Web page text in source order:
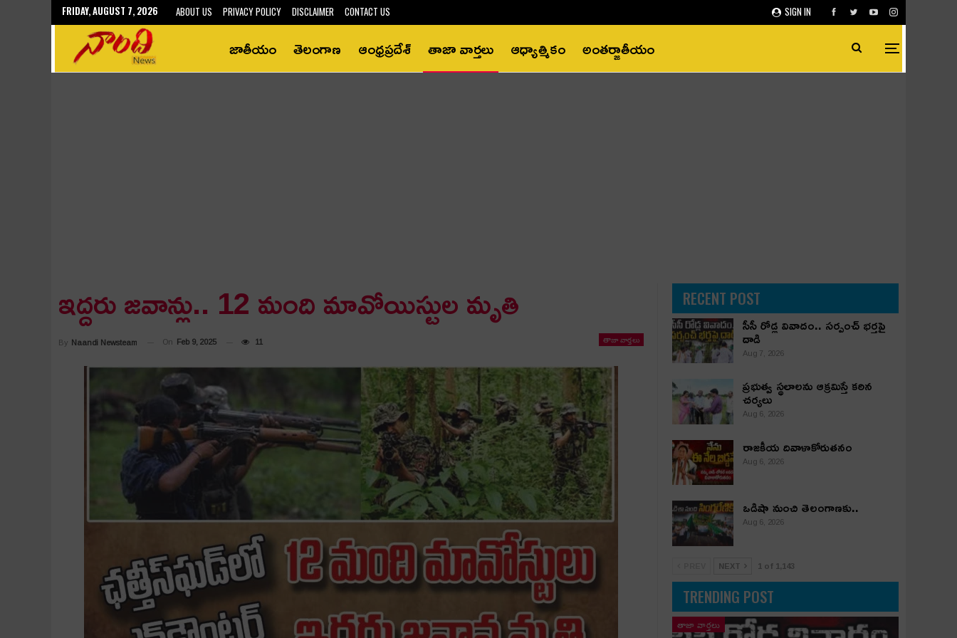
SIGN IN
FRIDAY, AUGUST 7, 2026 ABOUT US PRIVACY POLICY DISCLAIMER CONTACT US
జాతీయం తెలంగాణ ఆంధ్రప్రదేశ్‌ తాజా వార్తలు ఆధ్యాత్మికం అంతర్జాతీయం
ఇద్ద‌రు జ‌వాన్లు.. 12 మంది మావోయిస్టుల మృతి
తాజా వార్తలు
By Naandi Newsteam On Feb 9, 2025 11
RECENT POST
సీసీ రోడ్ల వివాదం.. స‌ర్పంచ్ భ‌ర్త‌పై
దాడి
Aug 7, 2026
ప్రభుత్వ స్థలాలను ఆక్రమిస్తే కఠిన
చర్యలు
Aug 6, 2026
రాజకీయ దివాళాకోరుతనం
Aug 6, 2026
ఒడిషా నుంచి తెలంగాణ‌కు..
Aug 6, 2026
NEXT 1 of 1,143
TRENDING POST
తాజా వార్తలు